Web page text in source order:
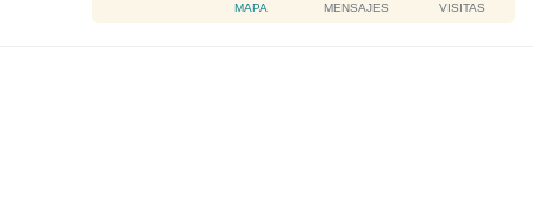
a
MAPA MENSAJES VISITAS